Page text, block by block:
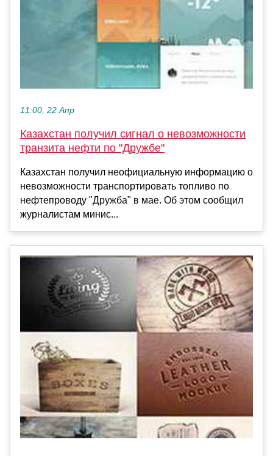
11:00, 22 Апр
Казахстан получил сигнал о невозможности
транзита нефти по "Дружбе"
Казахстан получил неофициальную информацию о
невозможности транспортировать топливо по
нефтепроводу "Дружба" в мае. Об этом сообщил
журналистам минис...